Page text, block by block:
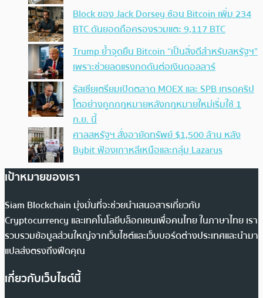
Block ของ Jack Dorsey ช้อน Bitcoin เพิ่ม 234
BTC ดันยอดถือครองรวมแตะ 9,117 BTC
Trump ย้ำจุดยืน Bitcoin “เป็นสิ่งดีสำหรับสหรัฐฯ”
เพราะช่วยลดแรงกดดันต่อเงินดอลลาร์
รัสเซียเตรียมเปิดตลาด MOEX และ SPB เทรดคริป
โตอย่างถูกกฎหมายหลังกฎหมายใหม่เริ่มใช้ 1
ก.ย. นี้
ศาลสหรัฐฯ สั่งอายัดทรัพย์ $1,500 ล้าน หลัง
Bybit ฟ้องเกาหลีเหนือและกลุ่ม Lazarus
เป้าหมายของเรา
Siam Blockchain มุ่งมั่นที่จะช่วยนำเสนอสารเกี่ยวกับ
Cryptocurrency และเทคโนโลยีบล็อกเชนเพื่อคนไทย ในภาษาไทย เรา
รวบรวมข้อมูลส่วนใหญ่จากเว็บไซต์และเว็บบอร์ดต่างประเทศและนำมา
แปลส่งตรงถึงฟีดคุณ
เกี่ยวกับเว็บไซต์นี้